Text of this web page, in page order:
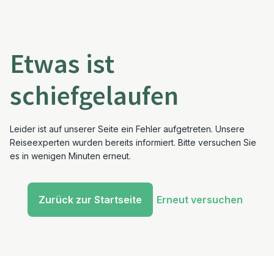
Etwas ist
schiefgelaufen
Leider ist auf unserer Seite ein Fehler aufgetreten. Unsere
Reiseexperten wurden bereits informiert. Bitte versuchen Sie
es in wenigen Minuten erneut.
Zurück zur Startseite Erneut versuchen